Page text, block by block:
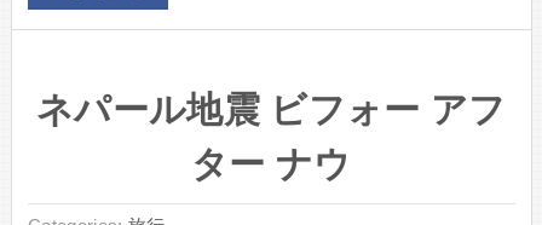
ネパール地震 ビフォー アフ
ター ナウ